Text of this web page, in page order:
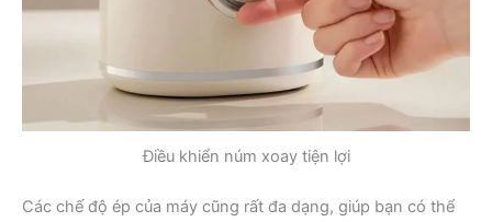
Điều khiển núm xoay tiện lợi
Các chế độ ép của máy cũng rất đa dạng, giúp bạn có thể